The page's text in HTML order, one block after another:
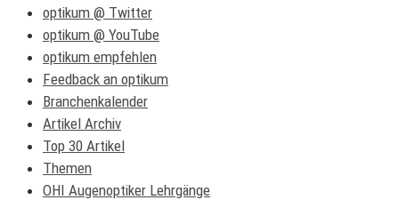
optikum @ Twitter
optikum @ YouTube
optikum empfehlen
Feedback an optikum
Branchenkalender
Artikel Archiv
Top 30 Artikel
Themen
OHI Augenoptiker Lehrgänge